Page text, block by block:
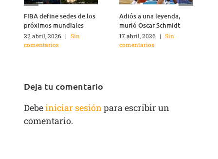
FIBA define sedes de los
próximos mundiales
22 abril, 2026 | Sin
comentarios
Adiós a una leyenda,
murió Oscar Schmidt
17 abril, 2026 | Sin
comentarios
Deja tu comentario
Debeiniciar sesiónpara escribir un
comentario.